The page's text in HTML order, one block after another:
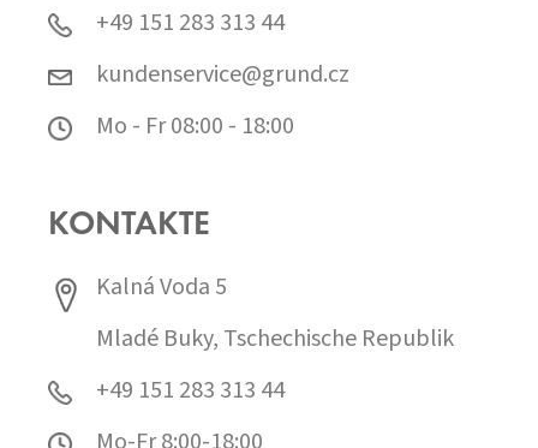
+49 151 283 313 44
kundenservice@grund.cz
Mo - Fr 08:00 - 18:00
KONTAKTE
Kalná Voda 5
Mladé Buky, Tschechische Republik
+49 151 283 313 44